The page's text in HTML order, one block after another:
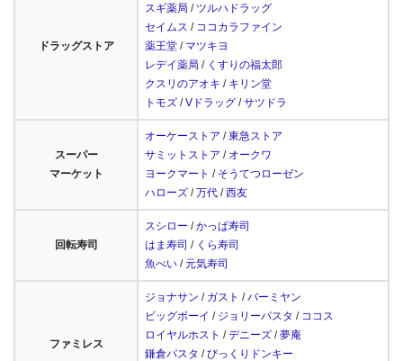
ドラッグストア
スギ薬局 / ツルハドラッグ
セイムス / ココカラファイン
薬王堂 / マツキヨ
レデイ薬局 / くすりの福太郎
クスリのアオキ / キリン堂
トモズ /Vドラッグ /サツドラ
スーパー
マーケット
オーケーストア /東急ストア
サミットストア / オークワ
ヨークマート / そうてつローゼン
ハローズ /万代 /西友
回転寿司
スシロー /かっぱ寿司
はま寿司 / くら寿司
魚べい /元気寿司
ファミレス
ジョナサン / ガスト /バーミヤン
ビッグボーイ / ジョリーパスタ / ココス
ロイヤルホスト /デニーズ /夢庵
鎌倉パスタ /びっくりドンキー